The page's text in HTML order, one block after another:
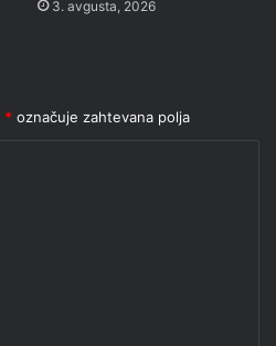
3. avgusta, 2026
* označuje zahtevana polja